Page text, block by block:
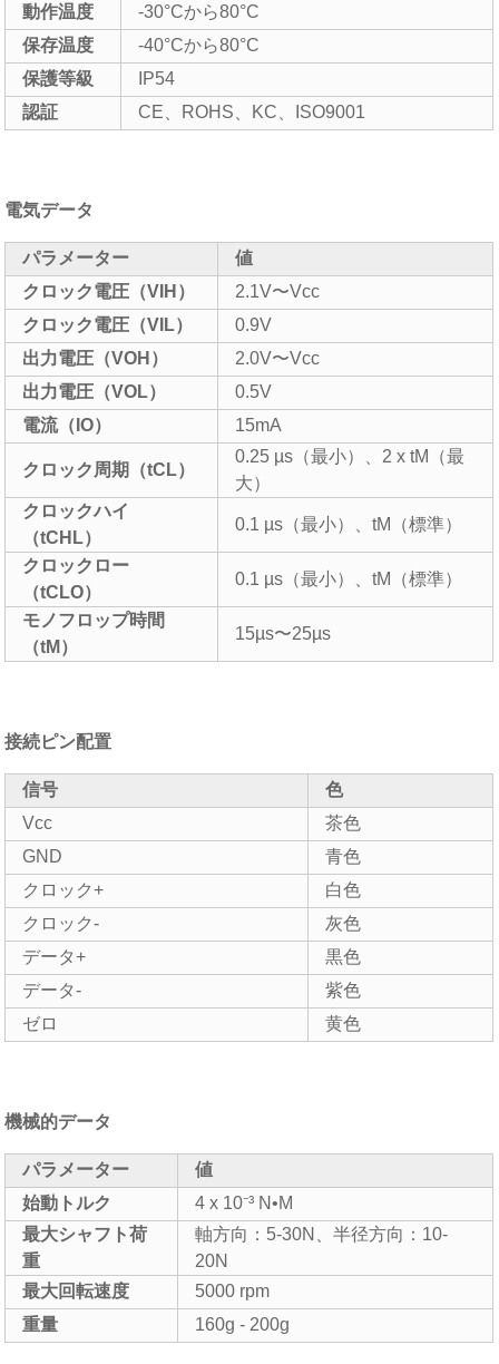
動作温度
-30°Cから80°C
保存温度
-40°Cから80°C
保護等級
IP54
認証
CE、ROHS、KC、ISO9001
電気データ
パラメーター
値
クロック電圧（VIH）
2.1V〜Vcc
クロック電圧（VIL）
0.9V
出力電圧（VOH）
2.0V〜Vcc
出力電圧（VOL）
0.5V
電流（IO）
15mA
クロック周期（tCL）
0.25 µs（最小）、2 x tM（最
大）
クロックハイ
（tCHL）
0.1 µs（最小）、tM（標準）
クロックロー
（tCLO）
0.1 µs（最小）、tM（標準）
モノフロップ時間
（tM）
15µs〜25µs
接続ピン配置
信号
色
Vcc
茶色
GND
青色
クロック+
白色
クロック-
灰色
データ+
黒色
データ-
紫色
ゼロ
黄色
機械的データ
パラメーター
値
始動トルク
4 x 10⁻³ N•M
最大シャフト荷
重
軸方向：5-30N、半径方向：10-
20N
最大回転速度
5000 rpm
重量
160g - 200g